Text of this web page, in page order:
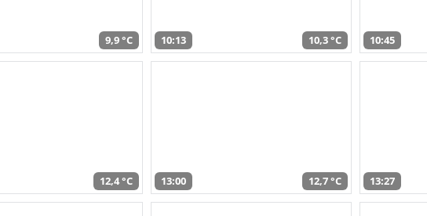
9,9 °C 10:13 10,3 °C 10:45
12,4 °C 13:00 12,7 °C 13:27